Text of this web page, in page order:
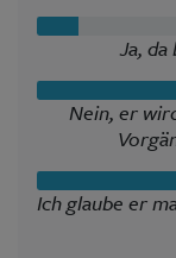
Ja,
Nein, er
Ich glaube er